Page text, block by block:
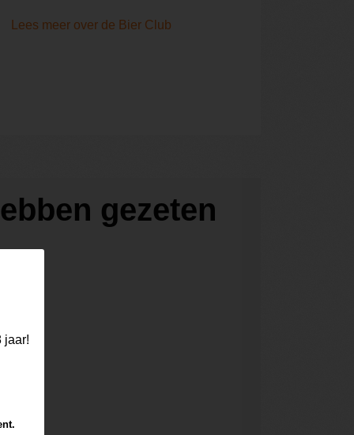
Lees meer over de Bier Club
gezeten
jaar!